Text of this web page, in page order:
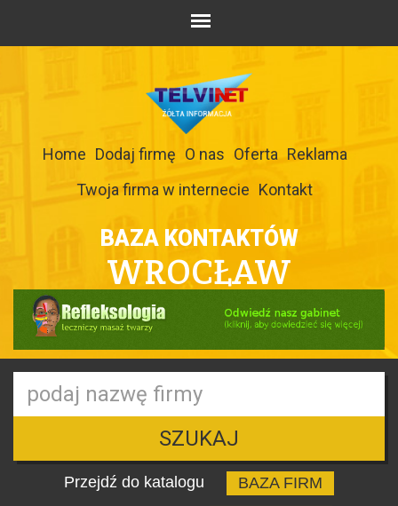
Home Dodaj firmę O nas Oferta Reklama
Twoja firma w internecie Kontakt
BAZA KONTAKTÓW
WROCŁAW
SZUKAJ
Przejdź do katalogu
BAZA FIRM